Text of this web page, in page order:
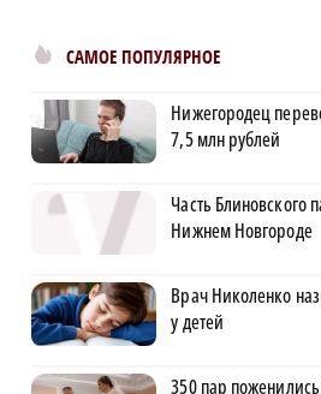
САМОЕ ПОПУЛЯРНОЕ
Нижегородец
7,5 млн рублей
Часть Блиновского
Нижнем Новгороде
Врач Николенко
у детей
350 пар